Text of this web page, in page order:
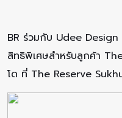
BR ร่วมกับ Udee Design
สิทธิพิเศษสำหรับลูกค้า
โด ที่ The Reserve